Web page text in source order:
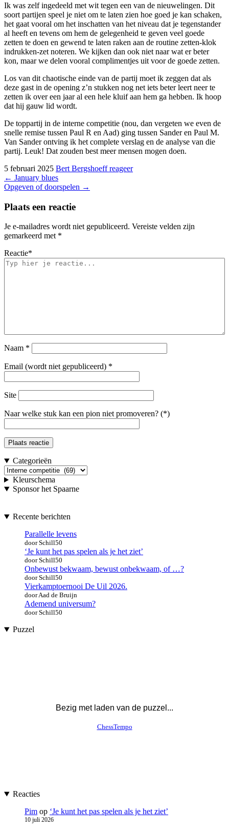
Ik was zelf ingedeeld met wit tegen een van de nieuwelingen. Dit
soort partijen speel je niet om te laten zien hoe goed je kan schaken,
het gaat vooral om het inschatten van het niveau dat je tegenstander
al heeft en tevens om hem de gelegenheid te geven veel goede
zetten te doen en gewend te laten raken aan de routine zetten-klok
indrukken-zet noteren. We kijken dan ook niet naar wat er beter
kon, maar we delen vooral complimentjes uit voor de goede zetten.
Los van dit chaotische einde van de partij moet ik zeggen dat als
deze gast in de opening z’n stukken nog net iets beter leert neer te
zetten ik over een jaar al een hele kluif aan hem ga hebben. Ik hoop
dat hij gauw lid wordt.
De toppartij in de interne competitie (nou, dan vergeten we even de
snelle remise tussen Paul R en Aad) ging tussen Sander en Paul M.
Van Sander ontving ik het complete verslag en de analyse van die
partij. Leuk! Dat zouden best meer mensen mogen doen.
5 februari 2025 Bert Bergshoeffreageer
Bericht
navigatie
← January blues
Opgeven of doorspelen →
Plaats een reactie
Je e-mailadres wordt niet gepubliceerd. Vereiste velden zijn
gemarkeerd met *
Reactie*
Naam *
Email (wordt niet gepubliceerd) *
Site
Naar welke stuk kan een pion niet promoveren? (*)
Categorieën
Categorieën
Kleurschema
Sponsor het Spaarne
Recente berichten
Parallelle levens
door Schill50
‘Je kunt het pas spelen als je het ziet’
door Schill50
Onbewust bekwaam, bewust onbekwaam, of …?
door Schill50
Vierkamptoernooi De Uil 2026.
door Aad de Bruijn
Ademend universum?
door Schill50
Puzzel
Reacties
Pim op ‘Je kunt het pas spelen als je het ziet’
10 juli 2026